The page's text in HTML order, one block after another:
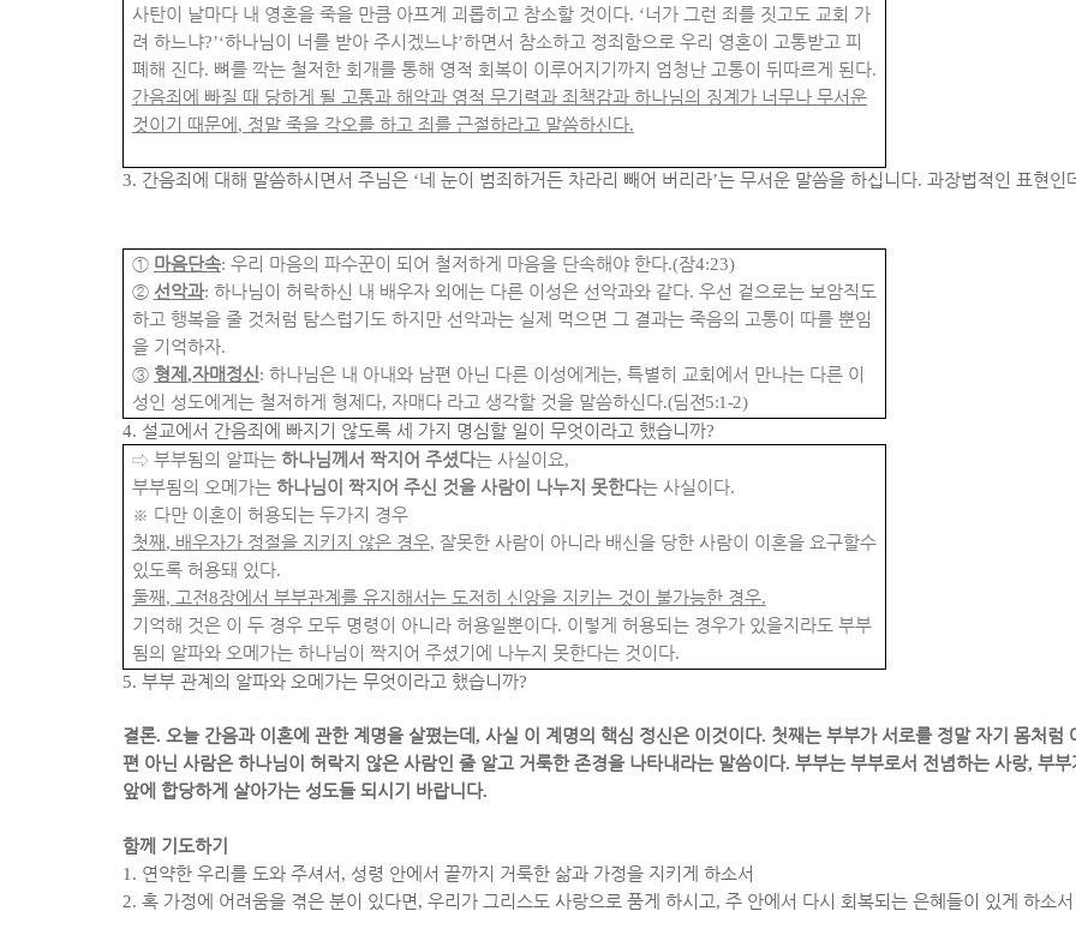
사탄이 날마다 내 영혼을 죽을 만큼 아프게 괴롭히고 참소할 것이다. ‘너가 그런 죄를 짓고도 교회 가
려 하느냐?’‘하나님이 너를 받아 주시겠느냐’하면서 참소하고 정죄함으로 우리 영혼이 고통받고 피
폐해 진다. 뼈를 깍는 철저한 회개를 통해 영적 회복이 이루어지기까지 엄청난 고통이 뒤따르게 된다.
간음죄에 빠질 때 당하게 될 고통과 해악과 영적 무기력과 죄책감과 하나님의 징계가 너무나 무서운
것이기 때문에 , 정말 죽을 각오를 하고 죄를 근절하라고 말씀하신다.
3. 간음죄에 대해 말씀하시면서 주님은 ‘네 눈이 범죄하거든 차라리 빼어 버리라’는 무서운 말씀을 하십니다. 과장법적인 표현인데
① 마음단속: 우리 마음의 파수꾼이 되어 철저하게 마음을 단속해야 한다.(잠4:23)
② 선악과: 하나님이 허락하신 내 배우자 외에는 다른 이성은 선악과와 같다. 우선 겉으로는 보암직도
하고 행복을 줄 것처럼 탐스럽기도 하지만 선악과는 실제 먹으면 그 결과는 죽음의 고통이 따를 뿐임
을 기억하자.
③ 형제 ,자매정신 : 하나님은 내 아내와 남편 아닌 다른 이성에게는, 특별히 교회에서 만나는 다른 이
성인 성도에게는 철저하게 형제다, 자매다 라고 생각할 것을 말씀하신다.(딤전5:1-2)
4. 설교에서 간음죄에 빠지기 않도록 세 가지 명심할 일이 무엇이라고 했습니까?
⇨ 부부됨의 알파는 하나님께서 짝지어 주셨다는 사실이요,
부부됨의 오메가는 하나님이 짝지어 주신 것을 사람이 나누지 못한다는 사실이다.
※ 다만 이혼이 허용되는 두가지 경우
첫째, 배우자가 정절을 지키지 않은 경우, 잘못한 사람이 아니라 배신을 당한 사람이 이혼을 요구할수
있도록 허용돼 있다.
둘째, 고전8장에서 부부관계를 유지해서는 도저히 신앙을 지키는 것이 불가능한 경우.
기억해 것은 이 두 경우 모두 명령이 아니라 허용일뿐이다. 이렇게 허용되는 경우가 있을지라도 부부
됨의 알파와 오메가는 하나님이 짝지어 주셨기에 나누지 못한다는 것이다.
5. 부부 관계의 알파와 오메가는 무엇이라고 했습니까?
결론. 오늘 간음과 이혼에 관한 계명을 살폈는데 , 사실 이 계명의 핵심 정신은 이것이다. 첫째는 부부가 서로를 정말 자기 몸처럼
편 아닌 사람은 하나님이 허락지 않은 사람인 줄 알고 거룩한 존경을 나타내라는 말씀이다. 부부는 부부로서 전념하는 사랑, 부부
앞에 합당하게 살아가는 성도들 되시기 바랍니다.
함께 기도하기
1. 연약한 우리를 도와 주셔서 , 성령 안에서 끝까지 거룩한 삶과 가정을 지키게 하소서
2. 혹 가정에 어려움을 겪은 분이 있다면, 우리가 그리스도 사랑으로 품게 하시고, 주 안에서 다시 회복되는 은혜들이 있게 하소서